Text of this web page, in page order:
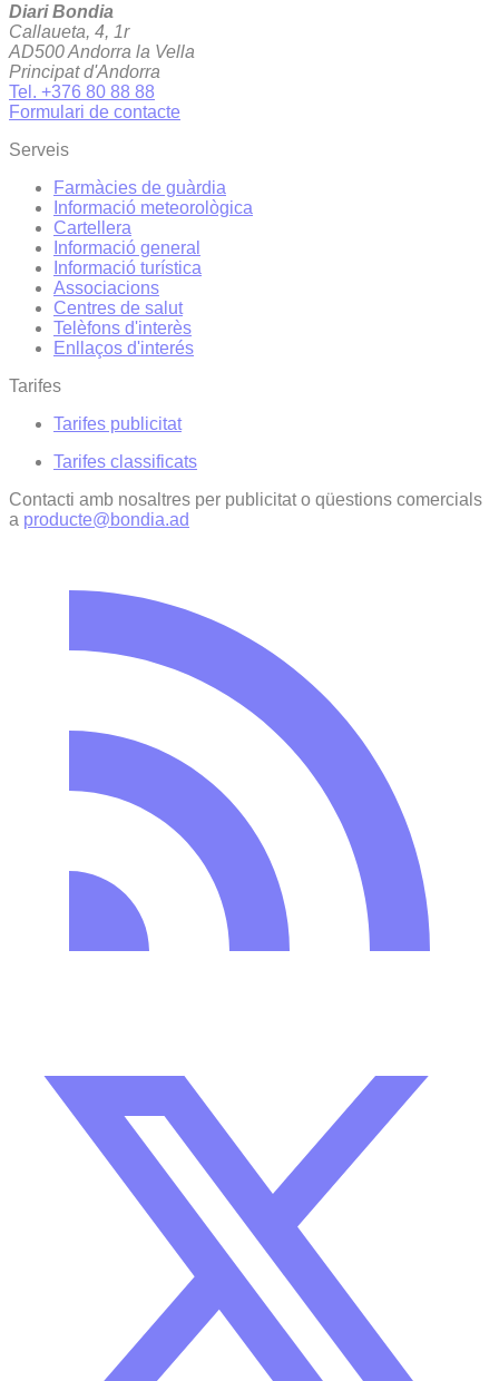
Diari Bondia
Callaueta, 4, 1r
AD500 Andorra la Vella
Principat d'Andorra
Tel. +376 80 88 88
Formulari de contacte
Serveis
Farmàcies de guàrdia
Informació meteorològica
Cartellera
Informació general
Informació turística
Associacions
Centres de salut
Telèfons d'interès
Enllaços d'interés
Tarifes
Tarifes publicitat
Tarifes classificats
Contacti amb nosaltres per publicitat o qüestions comercials
a producte@bondia.ad